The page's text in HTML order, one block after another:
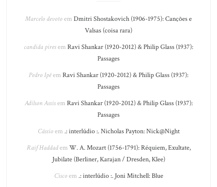
Marcelo devotoem Dmitri Shostakovich (1906-1975): Canções e
Valsas (coisa rara)
candida piresem Ravi Shankar (1920-2012) & Philip Glass (1937):
Passages
Pedro Ipêem Ravi Shankar (1920-2012) & Philip Glass (1937):
Passages
Adilson Assisem Ravi Shankar (1920-2012) & Philip Glass (1937):
Passages
Cássioem .: interlúdio :. Nicholas Payton: Nick@Night
Raif Haddadem W. A. Mozart (1756-1791): Réquiem, Exultate,
Jubilate (Berliner, Karajan / Dresden, Klee)
Ciscoem .: interlúdio :. Joni Mitchell: Blue